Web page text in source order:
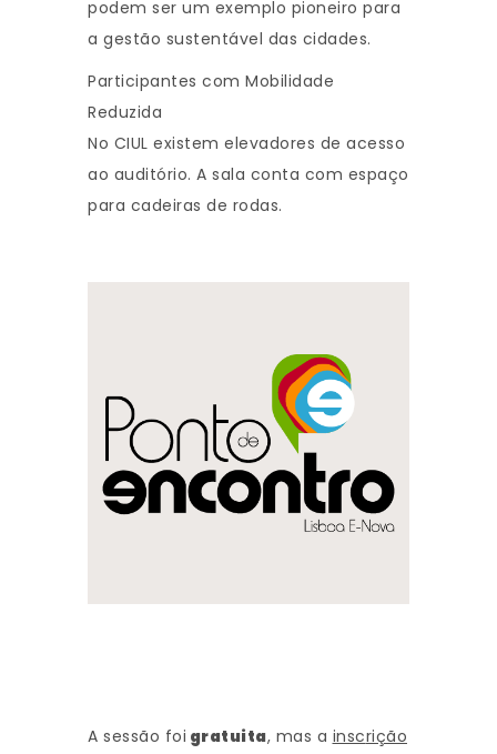
podem ser um exemplo pioneiro para
a gestão sustentável das cidades.
Participantes com Mobilidade
Reduzida
No CIUL existem elevadores de acesso
ao auditório. A sala conta com espaço
para cadeiras de rodas.
A sessão foi gratuita, mas a inscrição